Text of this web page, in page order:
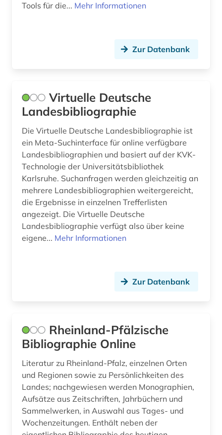
rumänien (1)
russland (11)
rätoromanisch (1)
saarland (1)
sachsen (1)
sachsen-anhalt (1)
same (1)
santiago de chile (1)
schleswig-holstein (1)
schwarze (1)
schweden (16)
schwedisch (2)
schweiz (9)
schweizer bibliographie (1)
Tools für die... Mehr Informationen
Zur Datenbank
Virtuelle Deutsche
Landesbibliographie
Die Virtuelle Deutsche Landesbibliographie ist
ein Meta-Suchinterface für online verfügbare
Landesbibliographien und basiert auf der KVK-
Technologie der Universitätsbibliothek
Karlsruhe. Suchanfragen werden gleichzeitig an
mehrere Landesbibliographien weitergereicht,
die Ergebnisse in einzelnen Trefferlisten
angezeigt. Die Virtuelle Deutsche
Landesbibliographie verfügt also über keine
eigene... Mehr Informationen
Zur Datenbank
Rheinland-Pfälzische
Bibliographie Online
Literatur zu Rheinland-Pfalz, einzelnen Orten
und Regionen sowie zu Persönlichkeiten des
Landes; nachgewiesen werden Monographien,
Aufsätze aus Zeitschriften, Jahrbüchern und
Sammelwerken, in Auswahl aus Tages- und
Wochenzeitungen. Enthält neben der